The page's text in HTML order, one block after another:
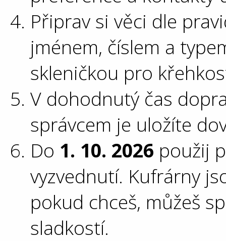
Připrav si věci dle
jménem, číslem a
skleničkou pro
V dohodnutý čas
správcem je uložíte
Do 1. 10. 2026 použij
vyzvednutí. Kufrárny
pokud chceš, můžeš
sladkostí.